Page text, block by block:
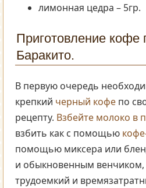
лимонная цедра – 5гр.
Приготовление кофе
Баракито.
В первую очередь
крепкий черный кофе по
рецепту. Взбейте молоко в
взбить как с помощью
помощью миксера или
и обыкновенным венчиком,
трудоемкий и